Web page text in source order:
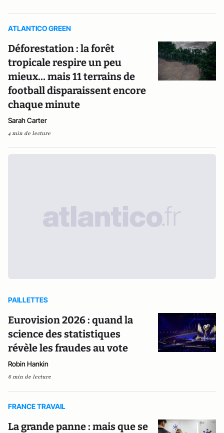
ATLANTICO GREEN
Déforestation : la forêt
tropicale respire un peu
mieux… mais 11 terrains de
football disparaissent encore
chaque minute
Sarah Carter
4 min de lecture
PAILLETTES
Eurovision 2026 : quand la
science des statistiques
révèle les fraudes au vote
Robin Hankin
6 min de lecture
FRANCE TRAVAIL
La grande panne : mais que se